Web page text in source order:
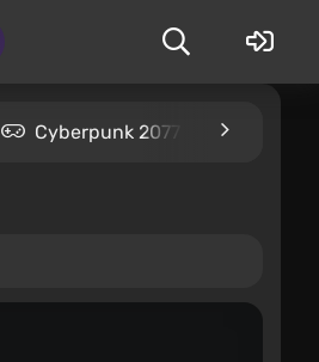
Cyberpunk 2077